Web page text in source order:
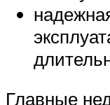
Главные